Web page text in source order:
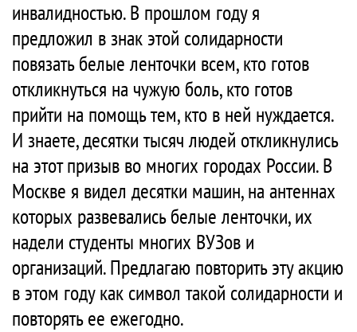
инвалидностью. В прошлом году я
предложил в знак этой солидарности
повязать белые ленточки всем, кто готов
откликнуться на чужую боль, кто готов
прийти на помощь тем, кто в ней нуждается.
И знаете, десятки тысяч людей откликнулись
на этот призыв во многих городах России. В
Москве я видел десятки машин, на антеннах
которых развевались белые ленточки, их
надели студенты многих ВУЗов и
организаций. Предлагаю повторить эту акцию
в этом году как символ такой солидарности и
повторять ее ежегодно.